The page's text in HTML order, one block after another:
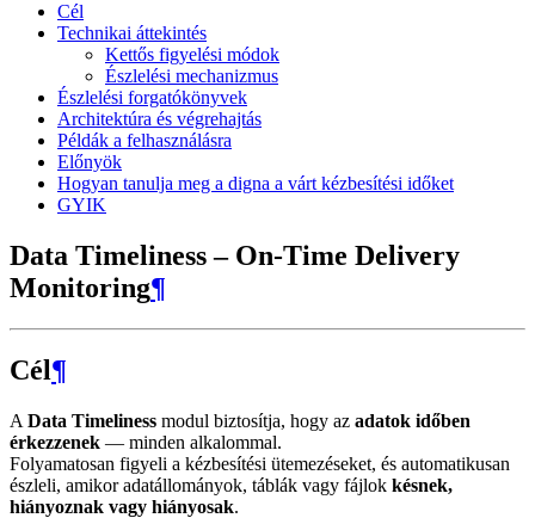
Cél
Technikai áttekintés
Kettős figyelési módok
Észlelési mechanizmus
Észlelési forgatókönyvek
Architektúra és végrehajtás
Példák a felhasználásra
Előnyök
Hogyan tanulja meg a digna a várt kézbesítési időket
GYIK
Data Timeliness – On-Time Delivery
Monitoring¶
Cél¶
A Data Timeliness modul biztosítja, hogy az adatok időben
érkezzenek — minden alkalommal.
Folyamatosan figyeli a kézbesítési ütemezéseket, és automatikusan
észleli, amikor adatállományok, táblák vagy fájlok késnek,
hiányoznak vagy hiányosak.